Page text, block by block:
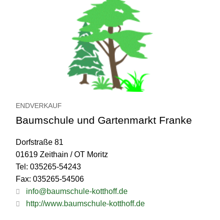
ENDVERKAUF
Baumschule und Gartenmarkt Franke
Dorfstraße 81
01619 Zeithain / OT Moritz
Tel: 035265-54243
Fax: 035265-54506
info@baumschule-kotthoff.de
http://www.baumschule-kotthoff.de